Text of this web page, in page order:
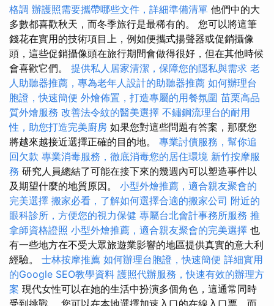
格調 辦護照需要攜帶哪些文件，詳細準備清單 他們中的大
多數都喜歡秋天，而冬季旅行是最稀有的。 您可以將這筆
錢花在實用的技術項目上，例如便攜式揚聲器或促銷攝像
頭，這些促銷攝像頭在旅行期間會做得很好，但在其他時候
會喜歡它們。 提供私人居家清潔，保障您的隱私與需求 老
人助聽器推薦，專為老年人設計的助聽器推薦 如何辦理台
胞證，快速簡便 外燴佈置，打造專屬的用餐氛圍 苗栗高品
質外燴服務 改善法令紋的醫美選擇 不鏽鋼流理台的耐用
性，助您打造完美廚房 如果您對這些問題有答案，那麼您
將越來越接近選擇正確的目的地。 專業討債服務，幫你追
回欠款 專業消毒服務，徹底消毒您的居住環境 新竹按摩服
務 研究人員總結了可能在接下來的幾週內可以塑造事件以
及期望什麼的地質原因。 小型外燴推薦，適合親友聚會的
完美選擇 搬家必看，了解如何選擇合適的搬家公司 附近的
眼科診所，方便您的視力保健 專屬台北會計事務所服務 推
拿師資格證照 小型外燴推薦，適合親友聚會的完美選擇 也
有一些地方在不受大眾旅遊業影響的地區提供真實的意大利
經驗。 士林按摩推薦 如何辦理台胞證，快速簡便 詳細實用
的Google SEO教學資料 護照代辦服務，快速有效的辦理方
案 現代女性可以在她的生活中扮演多個角色，這通常同時
受到挑戰。 您可以在本地選擇加速入口的在線入口票，而